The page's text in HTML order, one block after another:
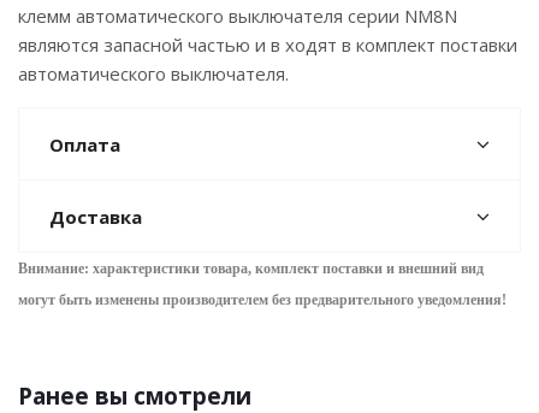
клемм автоматического выключателя серии NM8N
являются запасной частью и в ходят в комплект поставки
автоматического выключателя.
Оплата
Доставка
Внимание: характеристики товара, комплект поставки и внешний вид
могут быть изменены производителем без предварительного уведомления!
Ранее вы смотрели